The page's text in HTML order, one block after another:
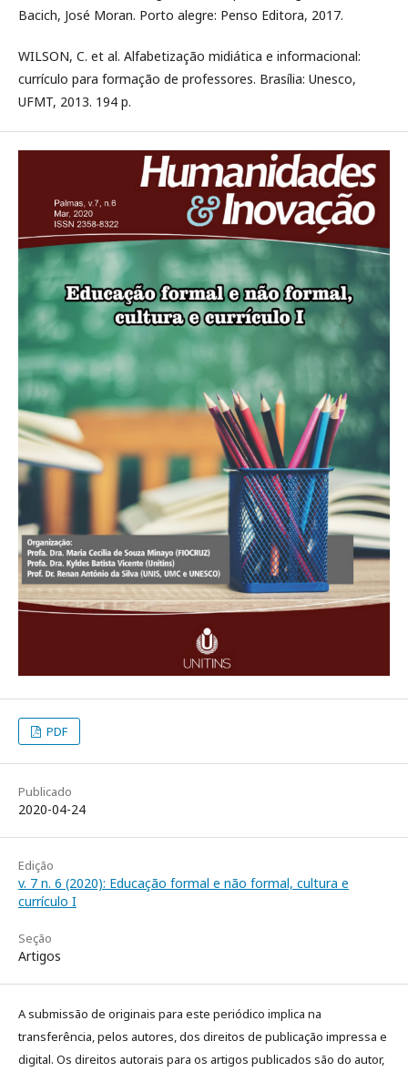
Bacich, José Moran. Porto alegre: Penso Editora, 2017.
WILSON, C. et al. Alfabetização midiática e informacional:
currículo para formação de professores. Brasília: Unesco,
UFMT, 2013. 194 p.
PDF
Publicado
2020-04-24
Edição
v. 7 n. 6 (2020): Educação formal e não formal, cultura e
currículo I
Seção
Artigos
A submissão de originais para este periódico implica na
transferência, pelos autores, dos direitos de publicação impressa e
digital. Os direitos autorais para os artigos publicados são do autor,